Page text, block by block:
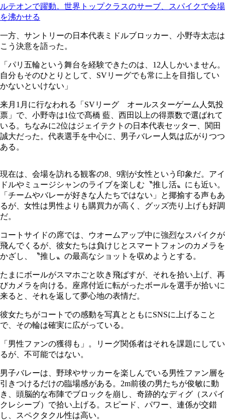
ルテオンで躍動。世界トップクラスのサーブ、スパイクで会場
を沸かせる
一方、サントリーの日本代表ミドルブロッカー、小野寺太志は
こう決意を語った。
「パリ五輪という舞台を経験できたのは、12人しかいません。
自分もそのひとりとして、SVリーグでも常に上を目指してい
かないといけない」
来月1月に行なわれる「SVリーグ オールスターゲーム人気投
票」で、小野寺は1位で髙橋 藍、西田以上の得票数で選ばれて
いる。ちなみに2位はジェイテクトの日本代表セッター、関田
誠大だった。代表選手を中心に、男子バレー人気は広がりつつ
ある。
現在は、会場を訪れる観客の8、9割が女性という印象だ。アイ
ドルやミュージシャンのライブを楽しむ〝推し活〟にも近い。
「チームやバレーが好きな人たちではない」と揶揄する声もあ
るが、女性は男性よりも購買力が高く、グッズ売り上げも好調
だ。
コートサイドの席では、ウオームアップ中に強烈なスパイクが
飛んでくるが、彼女たちは負けじとスマートフォンのカメラを
かざし、〝推し〟の最高なショットを収めようとする。
たまにボールがスマホごと吹き飛ばすが、それを拾い上げ、再
びカメラを向ける。座席付近に転がったボールを選手が拾いに
来ると、それを返して夢心地の表情だ。
彼女たちがコートでの感動を写真とともにSNSに上げること
で、その輪は確実に広がっている。
「男性ファンの獲得も」。リーグ関係者はそれを課題にしてい
るが、不可能ではない。
男子バレーは、野球やサッカーを楽しんでいる男性ファン層を
引きつけるだけの臨場感がある。2m前後の男たちが俊敏に動
き、頭脳的な布陣でブロックを崩し、奇跡的なディグ（スパイ
クレシーブ）で拾い上げる。スピード、パワー、連係が交錯
し、スペクタクル性は高い。